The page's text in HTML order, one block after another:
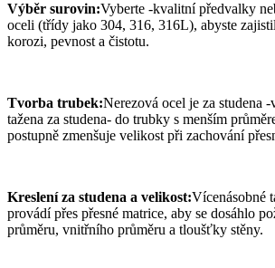
Výběr surovin:Vyberte -kvalitní předvalky
oceli (třídy jako 304, 316, 316L), abyste
korozi, pevnost a čistotu.
Tvorba trubek:Nerezová ocel je za studena
tažena za studena- do trubky s menším
postupně zmenšuje velikost při zachování
Kreslení za studena a velikost:Vícenásobné
provádí přes přesné matrice, aby se dosáhlo
průměru, vnitřního průměru a tloušťky stěny.